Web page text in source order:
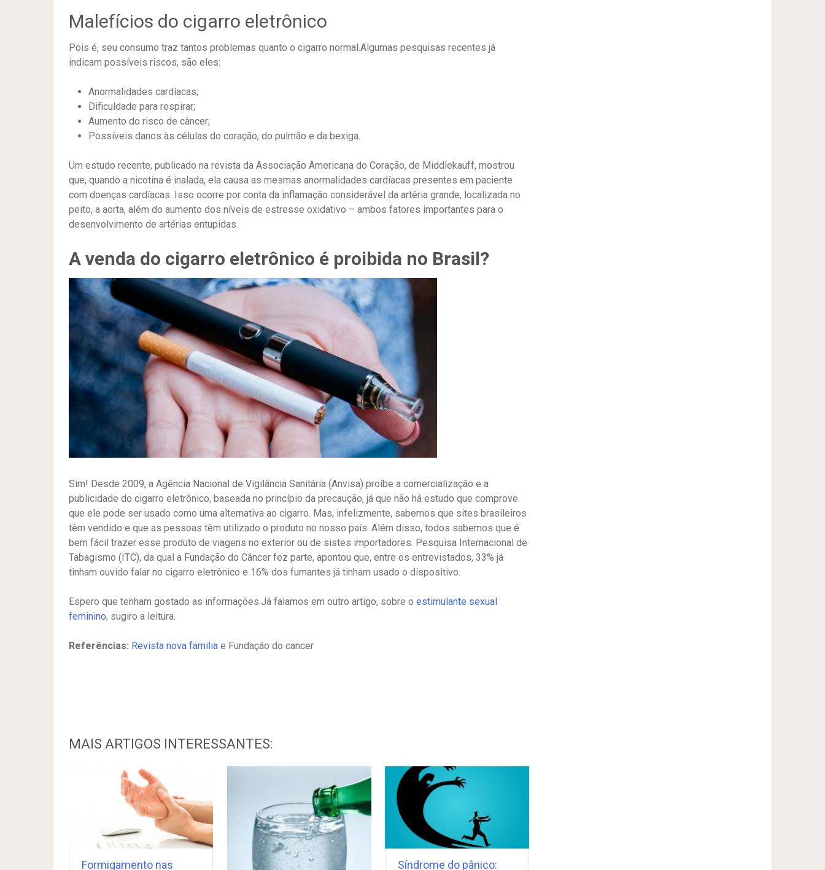
Malefícios do cigarro eletrônico
Pois é, seu consumo traz tantos problemas quanto o cigarro normal.Algumas pesquisas recentes já
indicam possíveis riscos, são eles:
Anormalidades cardíacas;
Dificuldade para respirar;
Aumento do risco de câncer;
Possíveis danos às células do coração, do pulmão e da bexiga.
Um estudo recente, publicado na revista da Associação Americana do Coração, de Middlekauff, mostrou
que, quando a nicotina é inalada, ela causa as mesmas anormalidades cardíacas presentes em paciente
com doenças cardíacas. Isso ocorre por conta da inflamação considerável da artéria grande, localizada no
peito, a aorta, além do aumento dos níveis de estresse oxidativo – ambos fatores importantes para o
desenvolvimento de artérias entupidas.
A venda do cigarro eletrônico é proibida no Brasil?
Sim! Desde 2009, a Agência Nacional de Vigilância Sanitária (Anvisa) proíbe a comercialização e a
publicidade do cigarro eletrônico, baseada no princípio da precaução, já que não há estudo que comprove
que ele pode ser usado como uma alternativa ao cigarro. Mas, infelizmente, sabemos que sites brasileiros
têm vendido e que as pessoas têm utilizado o produto no nosso país. Além disso, todos sabemos que é
bem fácil trazer esse produto de viagens no exterior ou de sistes importadores. Pesquisa Internacional de
Tabagismo (ITC), da qual a Fundação do Câncer fez parte, apontou que, entre os entrevistados, 33% já
tinham ouvido falar no cigarro eletrônico e 16% dos fumantes já tinham usado o dispositivo.
Espero que tenham gostado as informações.Já falamos em outro artigo, sobre o estimulante sexual
feminino, sugiro a leitura.
Referências: Revista nova familia e Fundação do cancer
MAIS ARTIGOS INTERESSANTES:
Formigamento nas Síndrome do pânico: